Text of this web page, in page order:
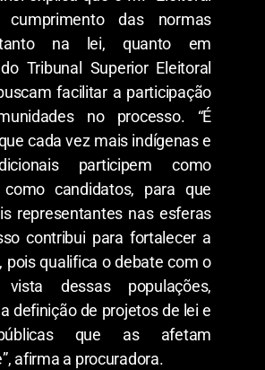
das normas
na lei, quanto em
Tribunal Superior Eleitoral
facilitar a participação
no processo. “É
cada vez mais indígenas e
participem como
candidatos, para que
representantes nas esferas
contribui para fortalecer a
pois qualifica o debate com o
dessas populações,
definição de projetos de lei e
que as afetam
afirma a procuradora.